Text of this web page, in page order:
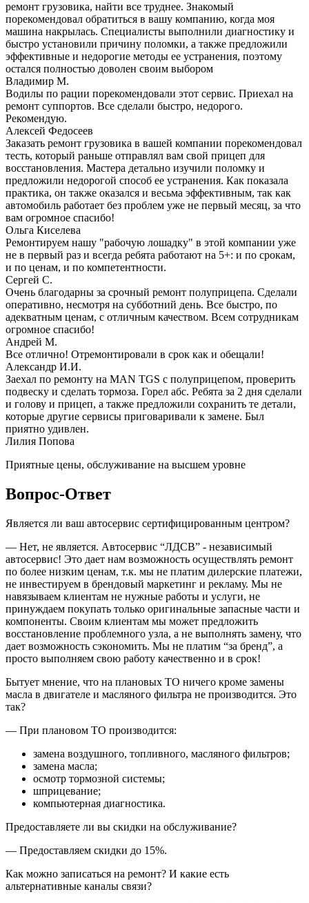
ремонт грузовика, найти все труднее. Знакомый
порекомендовал обратиться в вашу компанию, когда моя
машина накрылась. Специалисты выполнили диагностику и
быстро установили причину поломки, а также предложили
эффективные и недорогие методы ее устранения, поэтому
остался полностью доволен своим выбором
Владимир М.
Водилы по рации порекомендовали этот сервис. Приехал на
ремонт суппортов. Все сделали быстро, недорого.
Рекомендую.
Алексей Федосеев
Заказать ремонт грузовика в вашей компании порекомендовал
тесть, который раньше отправлял вам свой прицеп для
восстановления. Мастера детально изучили поломку и
предложили недорогой способ ее устранения. Как показала
практика, он также оказался и весьма эффективным, так как
автомобиль работает без проблем уже не первый месяц, за что
вам огромное спасибо!
Ольга Киселева
Ремонтируем нашу "рабочую лошадку" в этой компании уже
не в первый раз и всегда ребята работают на 5+: и по срокам,
и по ценам, и по компетентности.
Сергей С.
Очень благодарны за срочный ремонт полуприцепа. Сделали
оперативно, несмотря на субботний день. Все быстро, по
адекватным ценам, с отличным качеством. Всем сотрудникам
огромное спасибо!
Андрей М.
Все отлично! Отремонтировали в срок как и обещали!
Александр И.И.
Заехал по ремонту на MAN TGS с полуприцепом, проверить
подвеску и сделать тормоза. Горел абс. Ребята за 2 дня сделали
и голову и прицеп, а также предложили сохранить те детали,
которые другие сервисы приговаривали к замене. Был
приятно удивлен.
Лилия Попова
Приятные цены, обслуживание на высшем уровне
Вопрос-Ответ
Является ли ваш автосервис сертифицированным центром?
— Нет, не является. Автосервис “ЛДСВ” - независимый
автосервис! Это дает нам возможность осуществлять ремонт
по более низким ценам, т.к. мы не платим дилерские платежи,
не инвестируем в брендовый маркетинг и рекламу. Мы не
навязываем клиентам не нужные работы и услуги, не
принуждаем покупать только оригинальные запасные части и
компоненты. Своим клиентам мы может предложить
восстановление проблемного узла, а не выполнять замену, что
дает возможность сэкономить. Мы не платим “за бренд”, а
просто выполняем свою работу качественно и в срок!
Бытует мнение, что на плановых ТО ничего кроме замены
масла в двигателе и масляного фильтра не производится. Это
так?
— При плановом ТО производится:
замена воздушного, топливного, масляного фильтров;
замена масла;
осмотр тормозной системы;
шприцевание;
компьютерная диагностика.
Предоставляете ли вы скидки на обслуживание?
— Предоставляем скидки до 15%.
Как можно записаться на ремонт? И какие есть
альтернативные каналы связи?